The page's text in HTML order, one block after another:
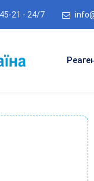
21 - 24/7